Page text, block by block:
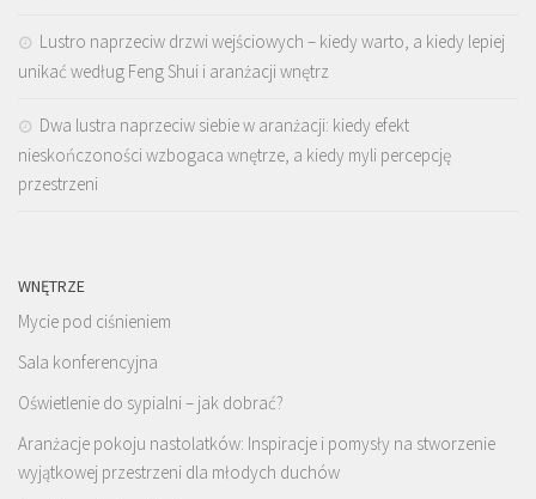
Lustro naprzeciw drzwi wejściowych – kiedy warto, a kiedy lepiej
unikać według Feng Shui i aranżacji wnętrz
Dwa lustra naprzeciw siebie w aranżacji: kiedy efekt
nieskończoności wzbogaca wnętrze, a kiedy myli percepcję
przestrzeni
WNĘTRZE
Mycie pod ciśnieniem
Sala konferencyjna
Oświetlenie do sypialni – jak dobrać?
Aranżacje pokoju nastolatków: Inspiracje i pomysły na stworzenie
wyjątkowej przestrzeni dla młodych duchów